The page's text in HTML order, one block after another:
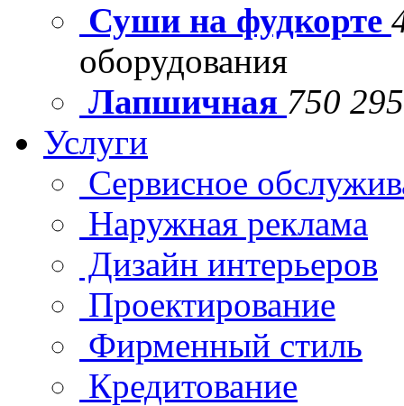
Суши на фудкорте
оборудования
Лапшичная 750
Услуги
Сервисное
Наружная реклама
Дизайн интерьеров
Проектирование
Фирменный стиль
Кредитование